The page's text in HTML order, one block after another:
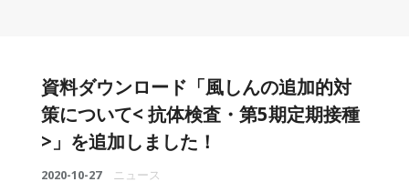
資料ダウンロード「風しんの追加的対
策について< 抗体検査・第5期定期接種
>」を追加しました！
2020-10-27 ニュース